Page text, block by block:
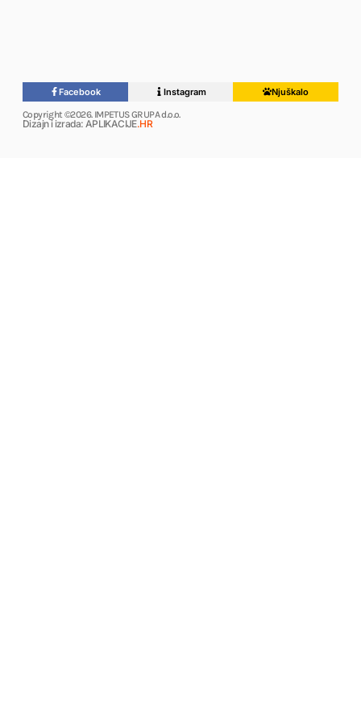
Facebook Instagram
Njuškalo
Copyright ©2026. IMPETUS GRUPA d.o.o.
Dizajn i izrada: APLIKACIJE.HR